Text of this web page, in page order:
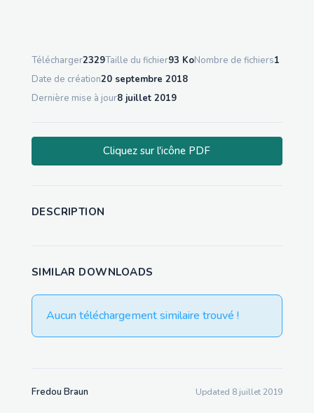
Télécharger2329Taille du fichier93 KoNombre de fichiers1
Date de création20 septembre 2018
Dernière mise à jour8 juillet 2019
Cliquez sur l'icône PDF
DESCRIPTION
SIMILAR DOWNLOADS
Aucun téléchargement similaire trouvé !
Fredou Braun Updated 8 juillet 2019